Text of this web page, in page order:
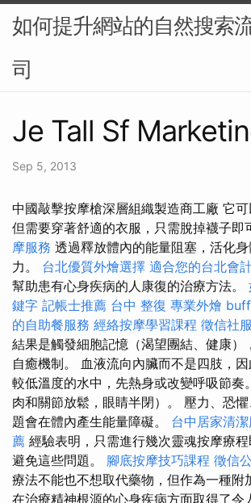
如何提升網站的自然搜索
司
Je Tall Sf
Sep 5, 2013
中國敲擊按摩槍深層組織製造商工廠 它可
但需要穿著舒適的衣服，只需脫掉襪子即
摩服務 透過釋放體內的能量阻塞，活化
力。 台北優質外燴選擇 適合您的台北會
幫助患有心身疾病的人康復的治療方法。
鍵字 記帳士推薦 台中 整復 專業外燴
的自助餐服務 經絡按摩學習課程 徵信社
結果是觸發細胞記憶（渴望團結、健康）
自癒機制。 血液流向內臟而不是四肢，
較低溫度的水中，先熱身或改變呼吸節奏
肉和關節放鬆，眼睛半閉）。 壓力、恐
題會在體內產生能量障礙。 台中居家清
薦 經驗表明，只需進行幾次靈魂按摩療
避免這些問題。 腳底按摩技巧課程 徵信
療法不能也不想取代藥物，但作為一種附
在治療精神根源的心身疾病方面取得了令